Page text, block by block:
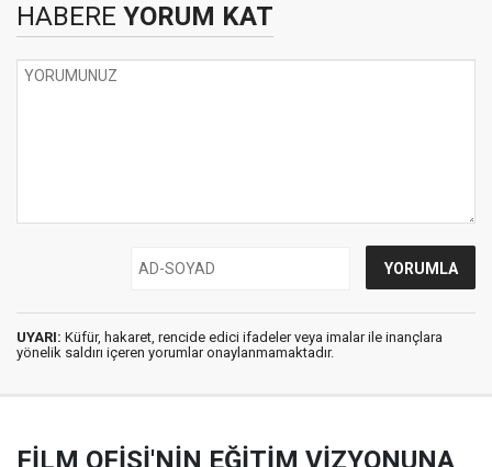
HABERE YORUM KAT
UYARI: Küfür, hakaret, rencide edici ifadeler veya imalar ile inançlara
yönelik saldırı içeren yorumlar onaylanmamaktadır.
FİLM OFİSİ'NİN EĞİTİM VİZYONUNA